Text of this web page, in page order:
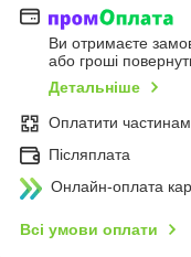
Ви отримаєте
або гроші
Детальніше
Оплатити
Післяплата
Онлайн-оплата
Всі умови оплати